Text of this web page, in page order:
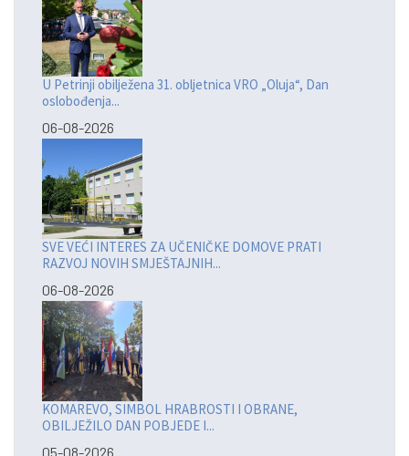
U Petrinji obilježena 31. obljetnica VRO „Oluja“, Dan
oslobođenja...
06-08-2026
SVE VEĆI INTERES ZA UČENIČKE DOMOVE PRATI
RAZVOJ NOVIH SMJEŠTAJNIH...
06-08-2026
KOMAREVO, SIMBOL HRABROSTI I OBRANE,
OBILJEŽILO DAN POBJEDE I...
05-08-2026